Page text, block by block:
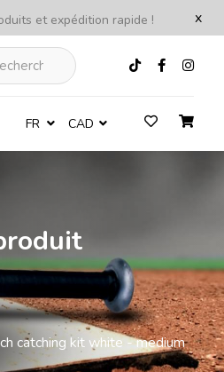
x
et expédition rapide !
FR CAD
catching kit white - medium